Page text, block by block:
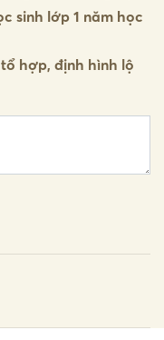
sinh lớp 1 năm học
hợp, định hình lộ